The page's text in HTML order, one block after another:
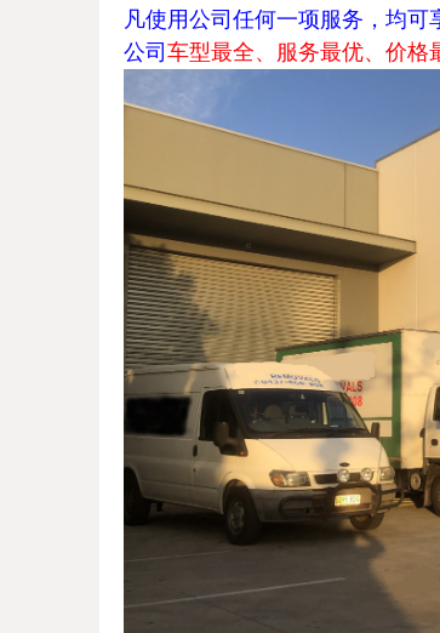
凡使用公司任何一项服务，均可
公司 车型最全、服务最优、价格